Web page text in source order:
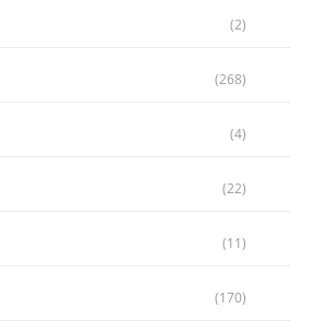
(2)
(268)
(4)
(22)
(11)
(170)